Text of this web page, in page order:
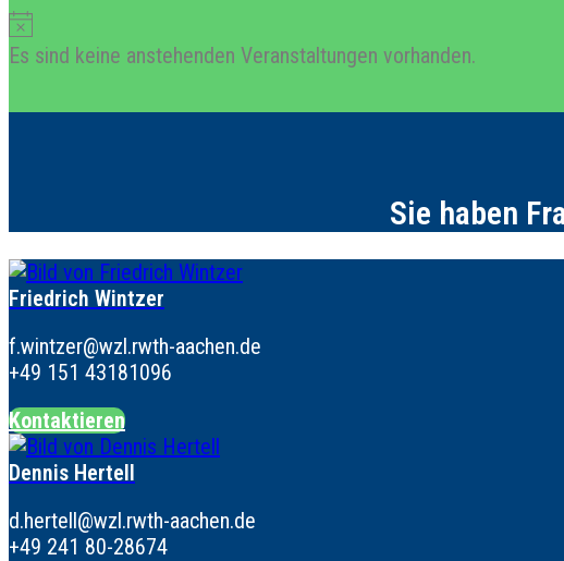
Es sind keine anstehenden Veranstaltungen vorhanden.
Sie haben
Friedrich Wintzer
f.wintzer@wzl.rwth-aachen.de
+49 151 43181096
Kontaktieren
Dennis Hertell
d.hertell@wzl.rwth-aachen.de
+49 241 80-28674